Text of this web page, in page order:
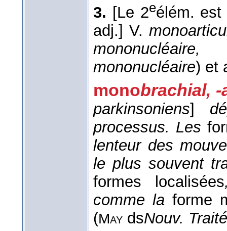
3. [Le 2eélém.
adj.] V.
mononucléaire,
mononucléaire) et
monobrachial, -
parkinsoniens]
processus. Les
lenteur des
le plus souvent
formes localisées
comme la forme
(May dsNouv.